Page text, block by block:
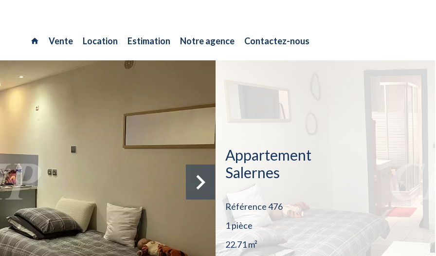
Vente Location Estimation Notre agence Contactez-nous
Appartement
Salernes
Référence476
1 pièce
22.71m²